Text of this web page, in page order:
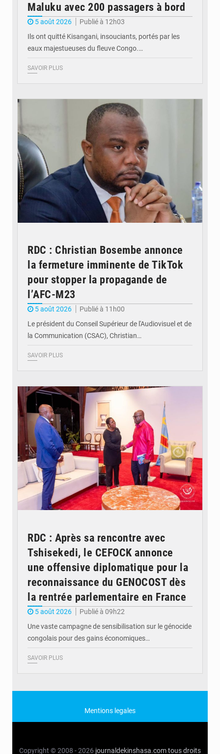
Maluku avec 200 passagers à bord
5 août 2026
Publié à 12h03
Ils ont quitté Kisangani, insouciants, portés par les
eaux majestueuses du fleuve Congo.…
SAVOIR PLUS
RDC : Christian Bosembe annonce
la fermeture imminente de TikTok
pour stopper la propagande de
l’AFC-M23
5 août 2026
Publié à 11h00
Le président du Conseil Supérieur de l'Audiovisuel et de
la Communication (CSAC), Christian…
SAVOIR PLUS
RDC : Après sa rencontre avec
Tshisekedi, le CEFOCK annonce
une offensive diplomatique pour la
reconnaissance du GENOCOST dès
la rentrée parlementaire en France
5 août 2026
Publié à 09h22
Une vaste campagne de sensibilisation sur le génocide
congolais pour des gains économiques…
SAVOIR PLUS
Mentions legales
Copyright © 2008 - 2026 journaldekinshasa.comtous droits